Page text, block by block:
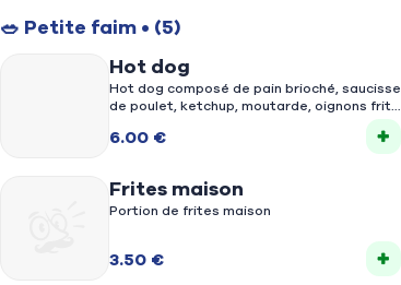
🥗 Petite faim • (5)
Hot dog
Hot dog composé de pain brioché, saucisse
de poulet, ketchup, moutarde, oignons frits
6.00 €
Frites maison
Portion de frites maison
3.50 €